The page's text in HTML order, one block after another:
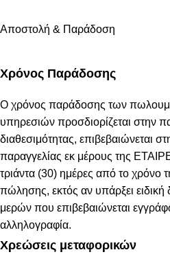
Αποστολή & Παράδοση
Χρόνος Παράδοσης
Ο χρόνος παράδοσης των
υπηρεσιών προσδιορίζεται στην
διαθεσιμότητας, επιβεβαιώνεται
παραγγελίας εκ μέρους της
τριάντα (30) ημέρες από το χρόνο
πώλησης, εκτός αν υπάρξει
μερών που επιβεβαιώνεται
αλληλογραφία.
Χρεώσεις μεταφορικών